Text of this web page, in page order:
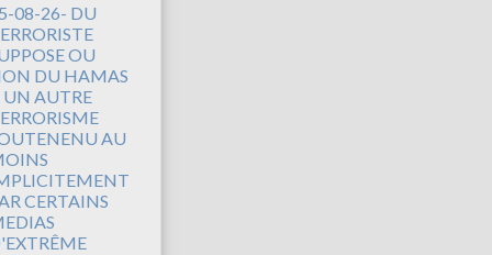
08-26- DU
OU
DU HAMAS
UN AUTRE
AU
CERTAINS